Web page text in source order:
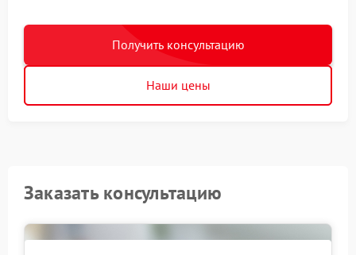
Получить консультацию
Наши цены
Заказать консультацию